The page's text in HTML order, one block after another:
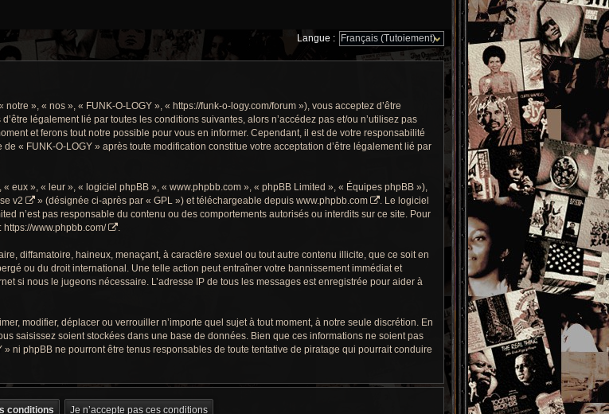
Langue :
», « nos », « FUNK-O-LOGY », « https://funk-o-logy.com/forum »), vous acceptez d’être
légalement lié par toutes les conditions suivantes, alors n’accédez pas et/ou n’utilisez pas
et ferons tout notre possible pour vous en informer. Cependant, il est de votre responsabilité
« FUNK-O-LOGY » après toute modification constitue votre acceptation d’être légalement lié par
eux », « leur », « logiciel phpBB », « www.phpbb.com », « phpBB Limited », « Équipes phpBB »),
v2 » (désignée ci-après par « GPL ») et téléchargeable depuis www.phpbb.com
. Le logiciel
n’est pas responsable du contenu ou des comportements autorisés ou interdits sur ce site. Pour
https://www.phpbb.com/ .
diffamatoire, haineux, menaçant, à caractère sexuel ou tout autre contenu illicite, que ce soit en
ou du droit international. Une telle action peut entraîner votre bannissement immédiat et
si nous le jugeons nécessaire. L’adresse IP de tous les messages est enregistrée pour aider à
modifier, déplacer ou verrouiller n’importe quel sujet à tout moment, à notre seule discrétion. En
saisissez soient stockées dans une base de données. Bien que ces informations ne soient pas
ni phpBB ne pourront être tenus responsables de toute tentative de piratage qui pourrait conduire